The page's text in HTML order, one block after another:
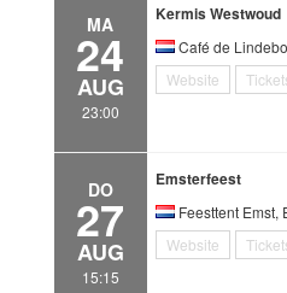
MA
24
AUG
23:00
Kermis Westwoud
Café de
Website
DO
27
AUG
15:15
Emsterfeest
Feesttent Emst,
Website